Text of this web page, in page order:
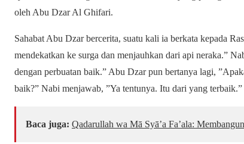
oleh Abu Dzar Al Ghifari.
Sahabat Abu Dzar bercerita, suatu kali ia berkata kepada
mendekatkan ke surga dan menjauhkan dari api neraka.”
dengan perbuatan baik.” Abu Dzar pun bertanya lagi,
baik?” Nabi menjawab, ”Ya tentunya. Itu dari yang terbaik.”
Baca juga: Qadarullah wa Mā Syā’a Fa’ala: